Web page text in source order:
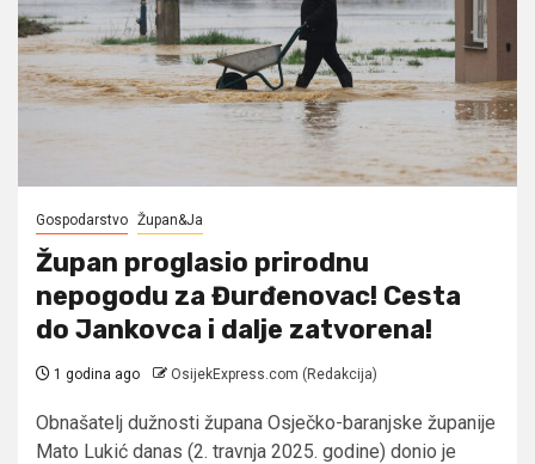
Gospodarstvo Župan&Ja
Župan proglasio prirodnu
nepogodu za Đurđenovac! Cesta
do Jankovca i dalje zatvorena!
1 godina ago OsijekExpress.com (Redakcija)
Obnašatelj dužnosti župana Osječko-baranjske županije
Mato Lukić danas (2. travnja 2025. godine) donio je